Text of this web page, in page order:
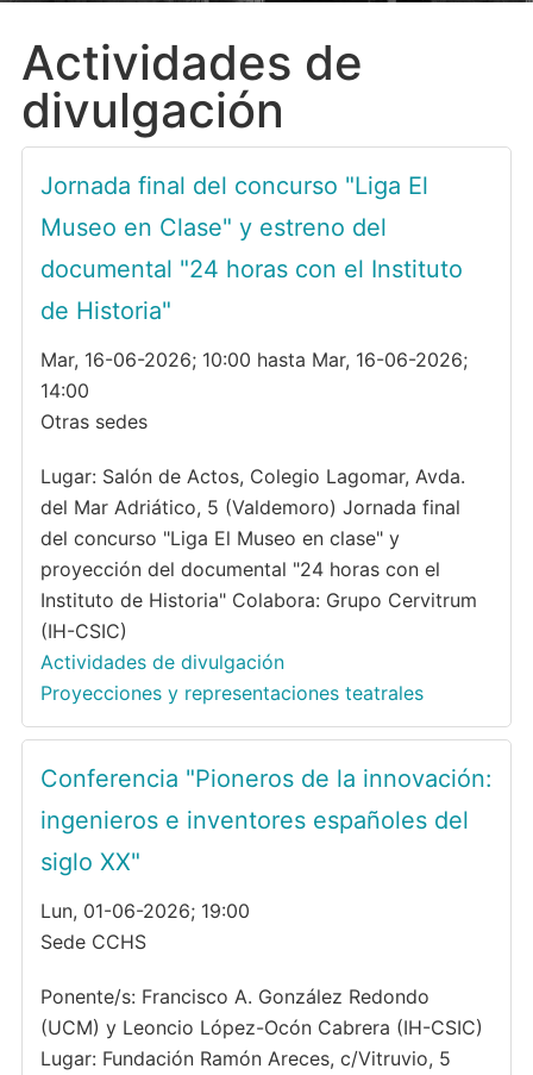
Actividades de
divulgación
Jornada final del concurso "Liga El
Museo en Clase" y estreno del
documental "24 horas con el Instituto
de Historia"
Mar, 16-06-2026; 10:00 hasta Mar, 16-06-2026;
14:00
Otras sedes
Lugar: Salón de Actos, Colegio Lagomar, Avda.
del Mar Adriático, 5 (Valdemoro) Jornada final
del concurso "Liga El Museo en clase" y
proyección del documental "24 horas con el
Instituto de Historia" Colabora: Grupo Cervitrum
(IH-CSIC)
Actividades de divulgación
Proyecciones y representaciones teatrales
Conferencia "Pioneros de la innovación:
ingenieros e inventores españoles del
siglo XX"
Lun, 01-06-2026; 19:00
Sede CCHS
Ponente/s: Francisco A. González Redondo
(UCM) y Leoncio López-Ocón Cabrera (IH-CSIC)
Lugar: Fundación Ramón Areces, c/Vitruvio, 5